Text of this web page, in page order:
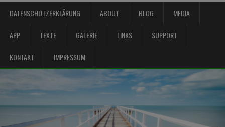
DATENSCHUTZERKLÄRUNG ABOUT BLOG MEDIA
APP TEXTE GALERIE LINKS SUPPORT
KONTAKT IMPRESSUM